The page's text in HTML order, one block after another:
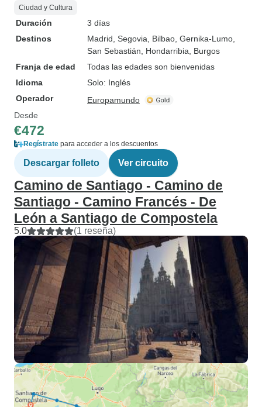
Ciudad y Cultura
Duración
3 días
Destinos
Madrid , Segovia , Bilbao , Gernika-Lumo
San Sebastián , Hondarribia , Burgos
Franja de edad
Todas las edades son bienvenidas
Idioma
Solo: Inglés
Operador
Europamundo
Desde
€472
Regístrate para acceder a los descuentos
Descargar folleto Ver circuito
Camino de Santiago - Camino de
Santiago - Camino Francés - De
León a Santiago de Compostela
5.0 (1 reseña)